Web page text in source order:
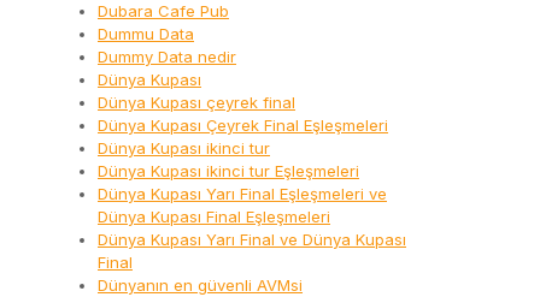
Dubara Cafe Pub
Dummu Data
Dummy Data nedir
Dünya Kupası
Dünya Kupası çeyrek final
Dünya Kupası Çeyrek Final Eşleşmeleri
Dünya Kupası ikinci tur
Dünya Kupası ikinci tur Eşleşmeleri
Dünya Kupası Yarı Final Eşleşmeleri ve
Dünya Kupası Final Eşleşmeleri
Dünya Kupası Yarı Final ve Dünya Kupası
Final
Dünyanın en güvenli AVMsi